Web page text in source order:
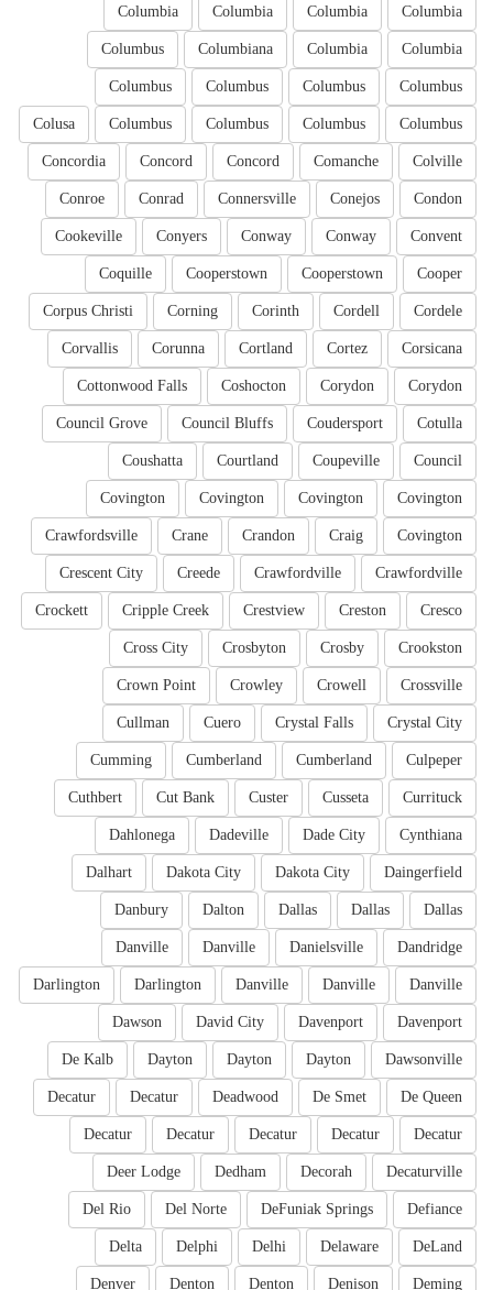
Columbia
Columbia
Columbia
Columbia
Columbia
Columbia
Columbiana
Columbus
Columbus
Columbus
Columbus
Columbus
Columbus
Columbus
Columbus
Columbus
Colusa
Colville
Comanche
Concord
Concord
Concordia
Condon
Conejos
Connersville
Conrad
Conroe
Convent
Conway
Conway
Conyers
Cookeville
Cooper
Cooperstown
Cooperstown
Coquille
Cordele
Cordell
Corinth
Corning
Corpus Christi
Corsicana
Cortez
Cortland
Corunna
Corvallis
Corydon
Corydon
Coshocton
Cottonwood Falls
Cotulla
Coudersport
Council Bluffs
Council Grove
Council
Coupeville
Courtland
Coushatta
Covington
Covington
Covington
Covington
Covington
Craig
Crandon
Crane
Crawfordsville
Crawfordville
Crawfordville
Creede
Crescent City
Cresco
Creston
Crestview
Cripple Creek
Crockett
Crookston
Crosby
Crosbyton
Cross City
Crossville
Crowell
Crowley
Crown Point
Crystal City
Crystal Falls
Cuero
Cullman
Culpeper
Cumberland
Cumberland
Cumming
Currituck
Cusseta
Custer
Cut Bank
Cuthbert
Cynthiana
Dade City
Dadeville
Dahlonega
Daingerfield
Dakota City
Dakota City
Dalhart
Dallas
Dallas
Dallas
Dalton
Danbury
Dandridge
Danielsville
Danville
Danville
Danville
Danville
Danville
Darlington
Darlington
Davenport
Davenport
David City
Dawson
Dawsonville
Dayton
Dayton
Dayton
De Kalb
De Queen
De Smet
Deadwood
Decatur
Decatur
Decatur
Decatur
Decatur
Decatur
Decatur
Decaturville
Decorah
Dedham
Deer Lodge
Defiance
DeFuniak Springs
Del Norte
Del Rio
DeLand
Delaware
Delhi
Delphi
Delta
Deming
Denison
Denton
Denton
Denver